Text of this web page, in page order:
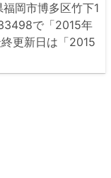
岡市博多区竹下1
で「2015年
更新日は「2015